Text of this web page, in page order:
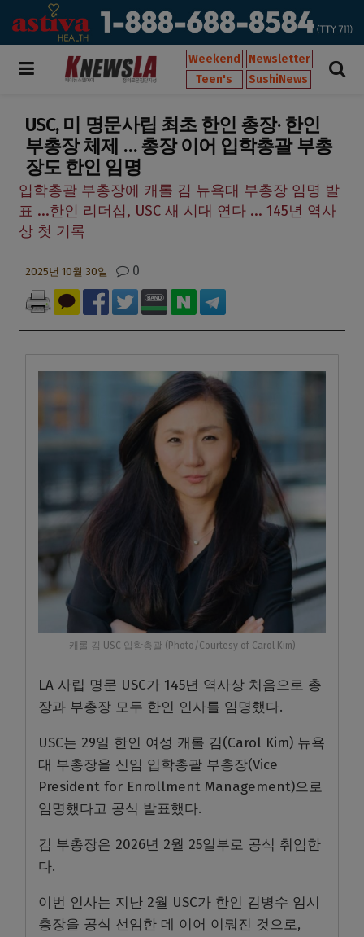
Weekend
Newsletter
Teen's
SushiNews
USC, 미 명문사립 최초 한인 총장· 한인
부총장 체제 … 총장 이어 입학총괄 부총
장도 한인 임명
입학총괄 부총장에 캐롤 김 뉴욕대 부총장 임명 발
표 ...한인 리더십, USC 새 시대 연다 ... 145년 역사
상 첫 기록
2025년 10월 30일 0
캐롤 김 USC 입학총괄 (Photo/Courtesy of Carol Kim)
LA 사립 명문 USC가 145년 역사상 처음으로 총
장과 부총장 모두 한인 인사를 임명했다.
USC는 29일 한인 여성 캐롤 김(Carol Kim) 뉴욕
대 부총장을 신임 입학총괄 부총장(Vice
President for Enrollment Management)으로
임명했다고 공식 발표했다.
김 부총장은 2026년 2월 25일부로 공식 취임한
다.
이번 인사는 지난 2월 USC가 한인 김병수 임시
총장을 공식 선임한 데 이어 이뤄진 것으로,